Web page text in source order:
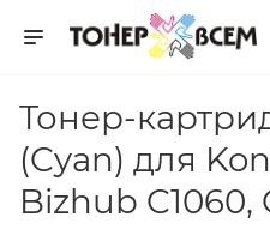
Тонер-
(Cyan) для
Bizhub C1060,